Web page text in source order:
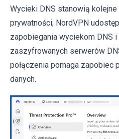
Wycieki DNS stanowią
prywatności; NordVPN
zapobiegania wyciekom DNS
zaszyfrowanych serwerów
połączenia pomaga zapobiec
danych.